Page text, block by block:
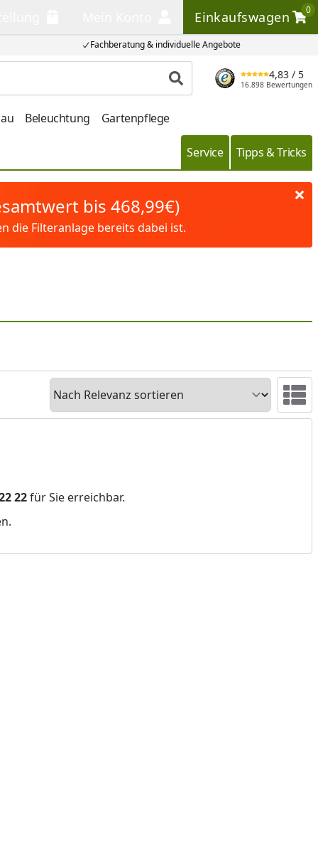
Fachberatung & individuelle Angebote
Einkaufswagen
0
Einkaufswagen
Produkt suchen
4,83 / 5
16.898 Bewertungen
Beleuchtung Gartenpflege
Service Tipps & Tricks
bis 468,99€)
die Filteranlage bereits dabei ist.
Sortieren
22für Sie erreichbar.